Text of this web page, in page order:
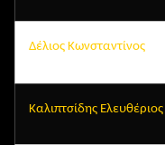
Δέλιος Κωνσταντίνος
Καλιπτσίδης Ελευθέριος